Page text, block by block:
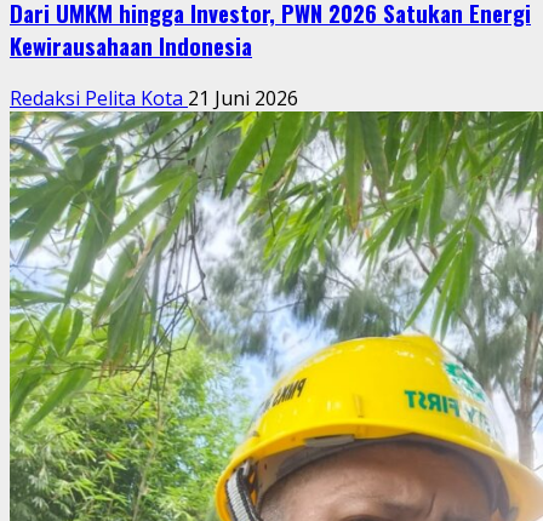
Dari UMKM hingga Investor, PWN 2026 Satukan Energi
Kewirausahaan Indonesia
Redaksi Pelita Kota 21 Juni 2026